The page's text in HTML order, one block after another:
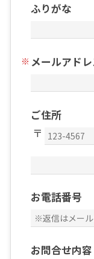
ふりがな
メールアドレ
ご住所
お電話番号
お問合せ内容